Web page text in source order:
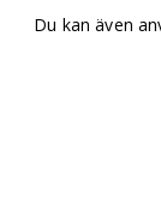
Du kan även